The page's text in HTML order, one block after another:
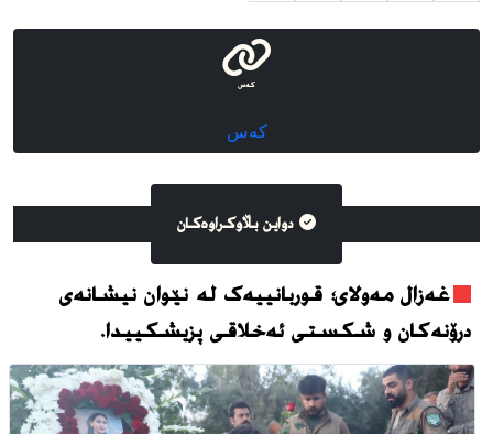
کەس
کەس
دواین بڵاوکراوه‌کان
غەزال مەولای؛ قوربانییەک لە نێوان نیشانەی
درۆنەکان و شکستی ئەخلاقی پزیشکییدا.